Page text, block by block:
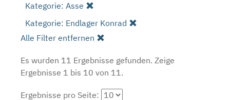
Kategorie: Asse
Kategorie: Endlager Konrad
Alle Filter entfernen
Es wurden 11 Ergebnisse gefunden. Zeige
Ergebnisse 1 bis 10 von 11.
Ergebnisse pro Seite: